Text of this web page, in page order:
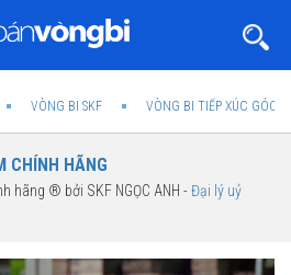
VÒNG BI SKF VÒNG BI TIẾP XÚC GÓC 1
CHÍNH HÃNG
hãng ® bởi SKF NGỌC ANH -Đại lý uỷ